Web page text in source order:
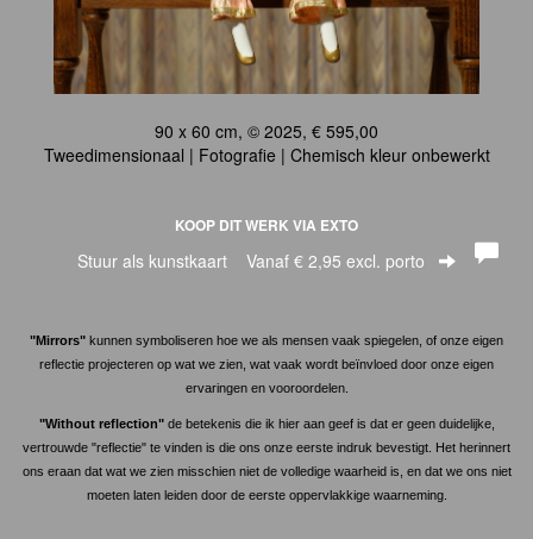
90 x 60 cm, © 2025, € 595,00
Tweedimensionaal | Fotografie | Chemisch kleur onbewerkt
KOOP DIT WERK VIA EXTO
Stuur als kunstkaart Vanaf € 2,95 excl. porto
"Mirrors" kunnen symboliseren hoe we als mensen vaak spiegelen, of onze eigen
reflectie projecteren op wat we zien, wat vaak wordt beïnvloed door onze eigen
ervaringen en vooroordelen.
"Without reflection"de betekenis die ik hier aan geef is dat er geen duidelijke,
vertrouwde "reflectie" te vinden is die ons onze eerste indruk bevestigt. Het herinnert
ons eraan dat wat we zien misschien niet de volledige waarheid is, en dat we ons niet
moeten laten leiden door de eerste oppervlakkige waarneming.